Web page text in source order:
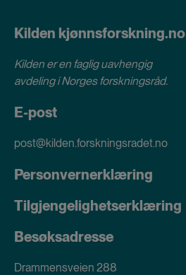
Kilden kjønnsforskning.no
Kilden er en faglig uavhengig
avdeling iNorges forskningsråd.
E-post
post@kilden.forskningsradet.no
Personvernerklæring
Tilgjengelighetserklæring
Besøksadresse
Drammensveien 288